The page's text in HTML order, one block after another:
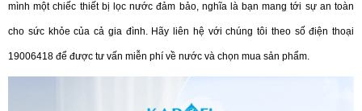
mình một chiếc thiết bị lọc nước đảm bảo, nghĩa là bạn mang tới sự an toàn
cho sức khỏe của cả gia đình. Hãy liên hệ với chúng tôi theo số điện thoại
19006418 để được tư vấn miễn phí về nước và chọn mua sản phẩm.